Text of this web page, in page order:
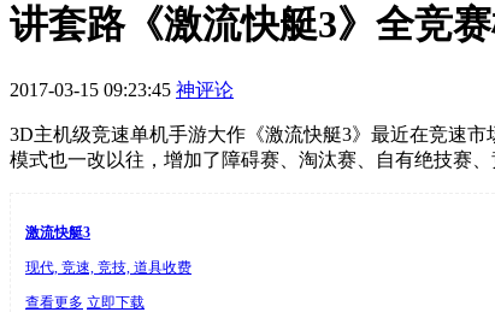
讲套路《激流快艇3》全竞
2017-03-15 09:23:45 神评论
3D主机级竞速单机手游大作《激流快艇3》最近在竞速
模式也一改以往，增加了障碍赛、淘汰赛、自有绝技赛
激流快艇3
现代, 竞速, 竞技, 道具收费
查看更多 立即下载